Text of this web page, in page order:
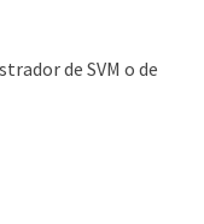
de SVM o de